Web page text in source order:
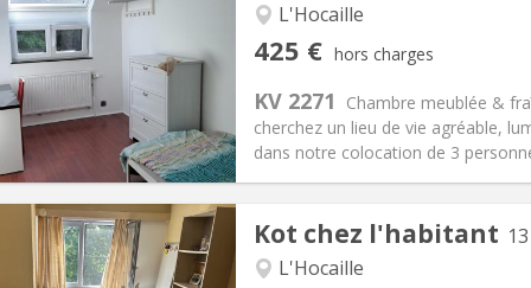
L'Hocaille
425 € hors charges
KV 2271
Chambre meublée &
cherchez un lieu de vie agréable,
dans notre colocation de 3
€
150 €
mois, 11 mois, 10 mois
Non
Aménagement
Salle de bain:Commune
Superficie:10 m2
Kot chez l'habitant
L'Hocaille